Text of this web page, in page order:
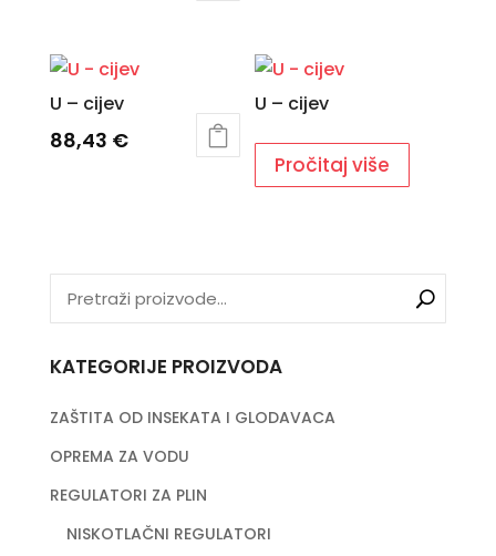
U – cijev
88,43 €
U – cijev
Pročitaj više
KATEGORIJE PROIZVODA
ZAŠTITA OD INSEKATA I GLODAVACA
OPREMA ZA VODU
REGULATORI ZA PLIN
NISKOTLAČNI REGULATORI